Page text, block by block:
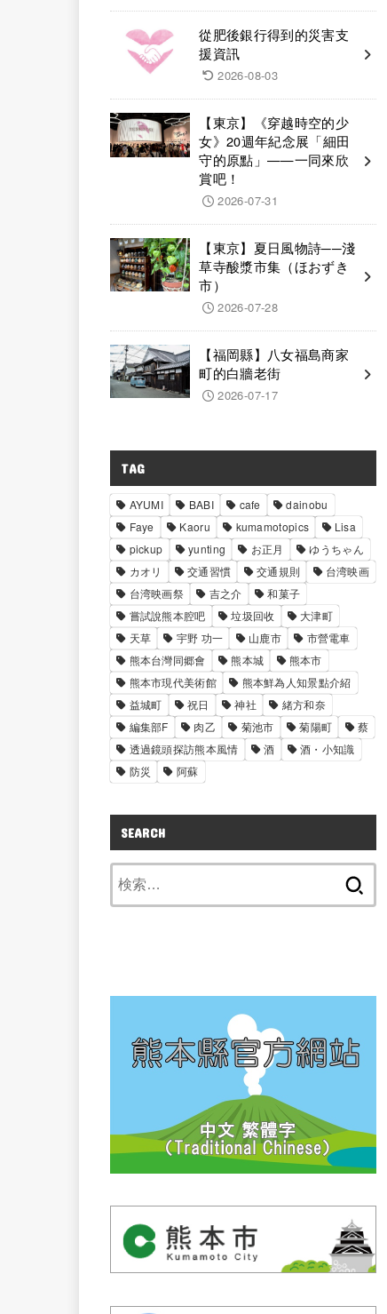
從肥後銀行得到的災害支
援資訊
2026-08-03
【東京】《穿越時空的少
女》20週年紀念展「細田
守的原點」——一同來欣
賞吧！
2026-07-31
【東京】夏日風物詩──淺
草寺酸漿市集（ほおずき
市）
2026-07-28
【福岡縣】八女福島商家
町的白牆老街
2026-07-17
TAG
AYUMI BABI cafe
dainobu
Faye
Kaoru kumamotopics
Lisa
pickup
yunting お正月
ゆうちゃん
カオリ
交通習慣 交通規則
台湾映画
台湾映画祭
吉之介
和菓子
嘗試說熊本腔吧
垃圾回收
大津町
天草
宇野 功一 山鹿市
市營電車
熊本台灣同郷會
熊本城
熊本市
熊本市現代美術館
熊本鮮為人知景點介紹
益城町
祝日 神社
緒方和奈
編集部F
肉乙 菊池市 菊陽町
蔡
透過鏡頭探訪熊本風情
酒
酒・小知識
防災
阿蘇
SEARCH